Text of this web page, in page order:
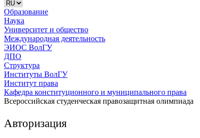
Образование
Наука
Университет и общество
Международная деятельность
ЭИОС ВолГУ
ДПО
Структура
Институты ВолГУ
Институт права
Кафедра конституционного и муниципального права
Всероссийская студенческая правозащитная олимпиада
Авторизация